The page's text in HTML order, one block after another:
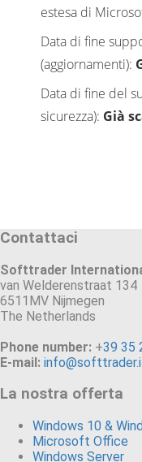
estesa di
Data di fine
(aggiornamenti):
Data di fine del
sicurezza): Già
Contattaci
Softtrader
van Welderenstraat 134
6511MV Nijmegen
The Netherlands
Phone number: +39 35
E-mail:
La nostra offerta
Windows 10 &
Microsoft Office
Windows Server